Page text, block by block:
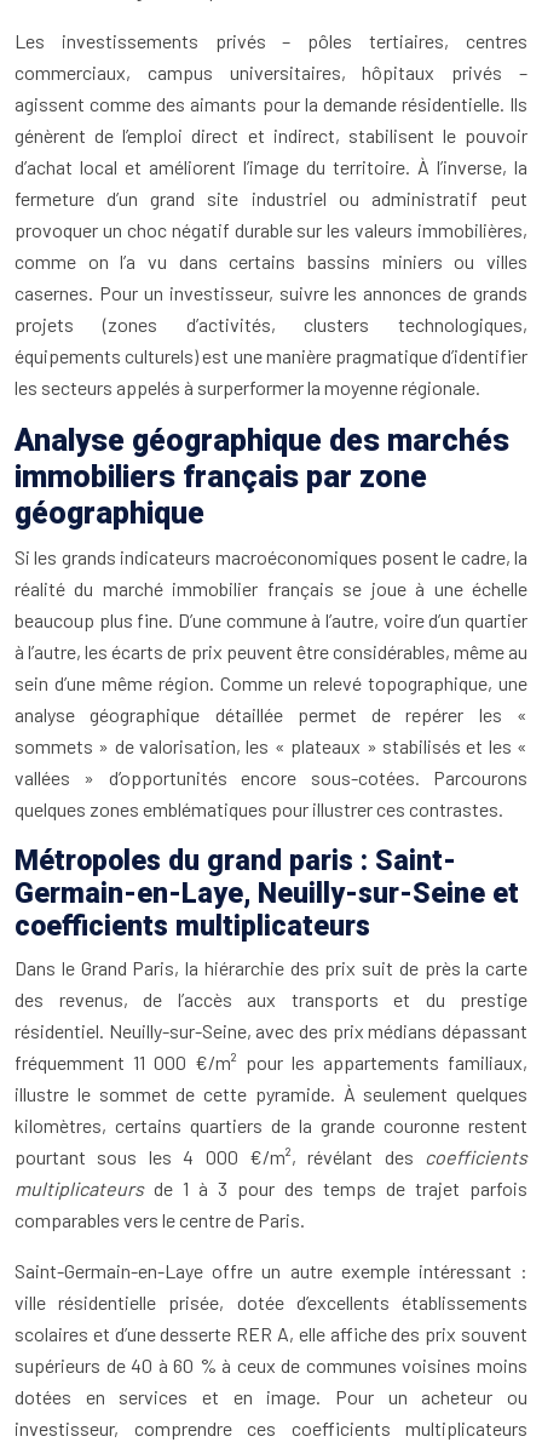
Les investissements privés – pôles tertiaires, centres
commerciaux, campus universitaires, hôpitaux privés –
agissent comme des aimants pour la demande résidentielle. Ils
génèrent de l’emploi direct et indirect, stabilisent le pouvoir
d’achat local et améliorent l’image du territoire. À l’inverse, la
fermeture d’un grand site industriel ou administratif peut
provoquer un choc négatif durable sur les valeurs immobilières,
comme on l’a vu dans certains bassins miniers ou villes
casernes. Pour un investisseur, suivre les annonces de grands
projets (zones d’activités, clusters technologiques,
équipements culturels) est une manière pragmatique d’identifier
les secteurs appelés à surperformer la moyenne régionale.
Analyse géographique des marchés
immobiliers français par zone
géographique
Si les grands indicateurs macroéconomiques posent le cadre, la
réalité du marché immobilier français se joue à une échelle
beaucoup plus fine. D’une commune à l’autre, voire d’un quartier
à l’autre, les écarts de prix peuvent être considérables, même au
sein d’une même région. Comme un relevé topographique, une
analyse géographique détaillée permet de repérer les «
sommets » de valorisation, les « plateaux » stabilisés et les «
vallées » d’opportunités encore sous-cotées. Parcourons
quelques zones emblématiques pour illustrer ces contrastes.
Métropoles du grand paris : Saint-
Germain-en-Laye, Neuilly-sur-Seine et
coefficients multiplicateurs
Dans le Grand Paris, la hiérarchie des prix suit de près la carte
des revenus, de l’accès aux transports et du prestige
résidentiel. Neuilly-sur-Seine, avec des prix médians dépassant
fréquemment 11 000 €/m² pour les appartements familiaux,
illustre le sommet de cette pyramide. À seulement quelques
kilomètres, certains quartiers de la grande couronne restent
pourtant sous les 4 000 €/m², révélant des coefficients
multiplicateursde 1 à 3 pour des temps de trajet parfois
comparables vers le centre de Paris.
Saint-Germain-en-Laye offre un autre exemple intéressant :
ville résidentielle prisée, dotée d’excellents établissements
scolaires et d’une desserte RER A, elle affiche des prix souvent
supérieurs de 40 à 60 % à ceux de communes voisines moins
dotées en services et en image. Pour un acheteur ou
investisseur, comprendre ces coefficients multiplicateurs